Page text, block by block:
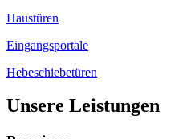
Haustüren
Eingangsportale
Hebeschiebetüren
Unsere Leistungen